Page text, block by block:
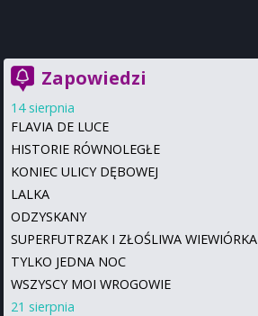
Zapowiedzi
14 sierpnia
FLAVIA DE LUCE
HISTORIE RÓWNOLEGŁE
KONIEC ULICY DĘBOWEJ
LALKA
ODZYSKANY
SUPERFUTRZAK I ZŁOŚLIWA WIEWIÓRKA
TYLKO JEDNA NOC
WSZYSCY MOI WROGOWIE
21 sierpnia